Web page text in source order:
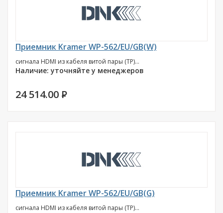
Приемник Kramer WP-562/EU/GB(W)
сигнала HDMI из кабеля витой пары (TP)...
Наличие: уточняйте у менеджеров
24 514.00 P
Приемник Kramer WP-562/EU/GB(G)
сигнала HDMI из кабеля витой пары (TP)...